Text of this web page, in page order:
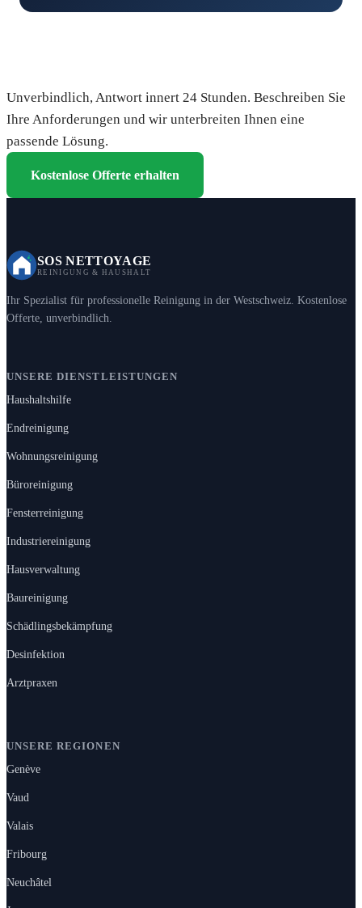
Unverbindlich, Antwort innert 24 Stunden. Beschreiben Sie
Ihre Anforderungen und wir unterbreiten Ihnen eine
passende Lösung.
Kostenlose Offerte erhalten
SOS NETTOYAGE
REINIGUNG & HAUSHALT
Ihr Spezialist für professionelle Reinigung in der Westschweiz. Kostenlose
Offerte, unverbindlich.
UNSERE DIENSTLEISTUNGEN
Haushaltshilfe
Endreinigung
Wohnungsreinigung
Büroreinigung
Fensterreinigung
Industriereinigung
Hausverwaltung
Baureinigung
Schädlingsbekämpfung
Desinfektion
Arztpraxen
UNSERE REGIONEN
Genève
Vaud
Valais
Fribourg
Neuchâtel